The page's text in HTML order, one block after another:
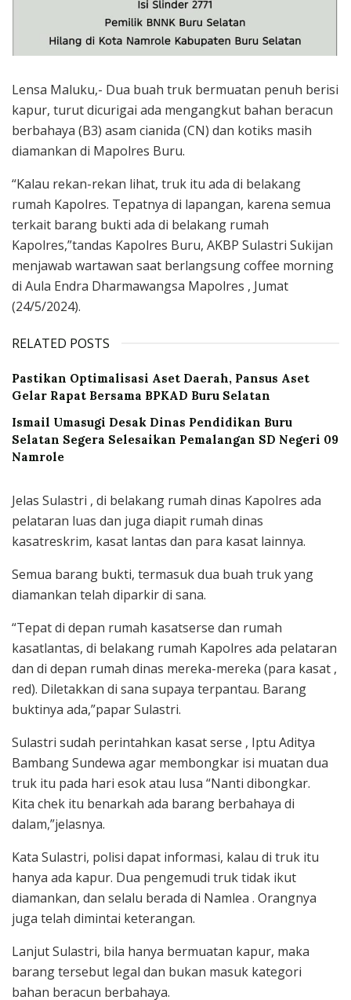
Lensa Maluku,- Dua buah truk bermuatan penuh berisi
kapur, turut dicurigai ada mengangkut bahan beracun
berbahaya (B3) asam cianida (CN) dan kotiks masih
diamankan di Mapolres Buru.
“Kalau rekan-rekan lihat, truk itu ada di belakang
rumah Kapolres. Tepatnya di lapangan, karena semua
terkait barang bukti ada di belakang rumah
Kapolres,”tandas Kapolres Buru, AKBP Sulastri Sukijan
menjawab wartawan saat berlangsung coffee morning
di Aula Endra Dharmawangsa Mapolres , Jumat
(24/5/2024).
RELATED POSTS
Pastikan Optimalisasi Aset Daerah, Pansus Aset
Gelar Rapat Bersama BPKAD Buru Selatan
Ismail Umasugi Desak Dinas Pendidikan Buru
Selatan Segera Selesaikan Pemalangan SD Negeri 09
Namrole
Jelas Sulastri , di belakang rumah dinas Kapolres ada
pelataran luas dan juga diapit rumah dinas
kasatreskrim, kasat lantas dan para kasat lainnya.
Semua barang bukti, termasuk dua buah truk yang
diamankan telah diparkir di sana.
“Tepat di depan rumah kasatserse dan rumah
kasatlantas, di belakang rumah Kapolres ada pelataran
dan di depan rumah dinas mereka-mereka (para kasat ,
red). Diletakkan di sana supaya terpantau. Barang
buktinya ada,”papar Sulastri.
Sulastri sudah perintahkan kasat serse , Iptu Aditya
Bambang Sundewa agar membongkar isi muatan dua
truk itu pada hari esok atau lusa “Nanti dibongkar.
Kita chek itu benarkah ada barang berbahaya di
dalam,”jelasnya.
Kata Sulastri, polisi dapat informasi, kalau di truk itu
hanya ada kapur. Dua pengemudi truk tidak ikut
diamankan, dan selalu berada di Namlea . Orangnya
juga telah dimintai keterangan.
Lanjut Sulastri, bila hanya bermuatan kapur, maka
barang tersebut legal dan bukan masuk kategori
bahan beracun berbahaya.